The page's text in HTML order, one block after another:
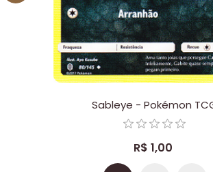
Sableye - Pokémon
R$ 1,00